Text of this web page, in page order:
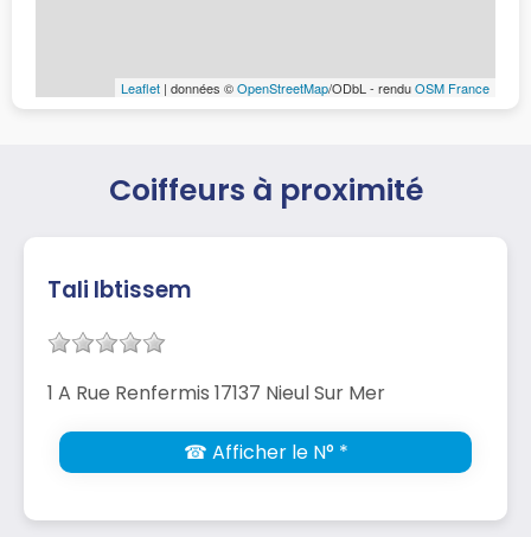
Leaflet | données ©OpenStreetMap/ODbL - renduOSM France
Coiffeurs à proximité
Tali Ibtissem
1 A Rue Renfermis 17137 Nieul Sur Mer
☎ Afficher le N° *